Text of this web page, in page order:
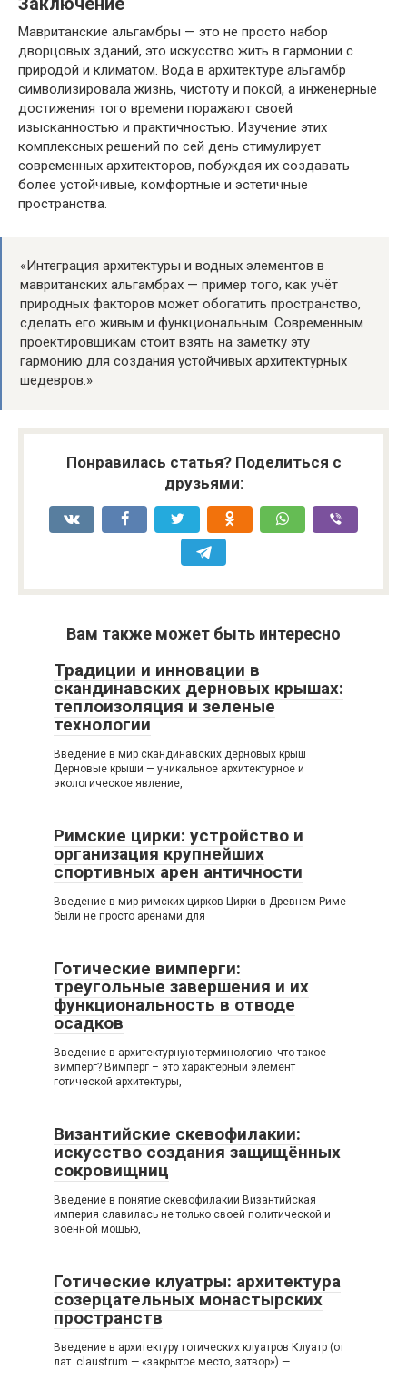
Мавританские альгамбры — это не просто набор
дворцовых зданий, это искусство жить в гармонии с
природой и климатом. Вода в архитектуре альгамбр
символизировала жизнь, чистоту и покой, а инженерные
достижения того времени поражают своей
изысканностью и практичностью. Изучение этих
комплексных решений по сей день стимулирует
современных архитекторов, побуждая их создавать
более устойчивые, комфортные и эстетичные
пространства.
«Интеграция архитектуры и водных элементов в
мавританских альгамбрах — пример того, как учёт
природных факторов может обогатить пространство,
сделать его живым и функциональным. Современным
проектировщикам стоит взять на заметку эту
гармонию для создания устойчивых архитектурных
шедевров.»
Понравилась статья? Поделиться с
друзьями:
Вам также может быть интересно
Традиции и инновации в
скандинавских дерновых крышах:
теплоизоляция и зеленые
технологии
Введение в мир скандинавских дерновых крыш
Дерновые крыши — уникальное архитектурное и
экологическое явление,
Римские цирки: устройство и
организация крупнейших
спортивных арен античности
Введение в мир римских цирков Цирки в Древнем Риме
были не просто аренами для
Готические вимперги:
треугольные завершения и их
функциональность в отводе
осадков
Введение в архитектурную терминологию: что такое
вимперг? Вимперг – это характерный элемент
готической архитектуры,
Византийские скевофилакии:
искусство создания защищённых
сокровищниц
Введение в понятие скевофилакии Византийская
империя славилась не только своей политической и
военной мощью,
Готические клуатры: архитектура
созерцательных монастырских
пространств
Введение в архитектуру готических клуатров Клуатр (от
лат. claustrum — «закрытое место, затвор») —